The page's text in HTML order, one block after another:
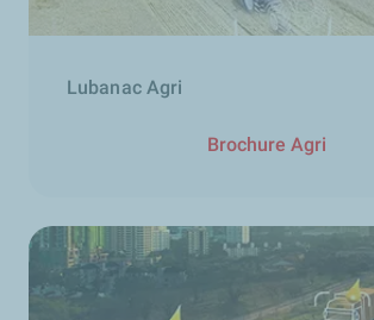
Lubanac Agri
Brochure Agri